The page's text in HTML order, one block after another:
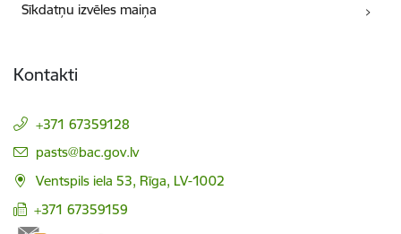
Sīkdatņu izvēles maiņa
Kontakti
+371 67359128
E-pasts:
pasts@bac.gov.lv
Ventspils iela 53, Rīga, LV-1002
+371 67359159